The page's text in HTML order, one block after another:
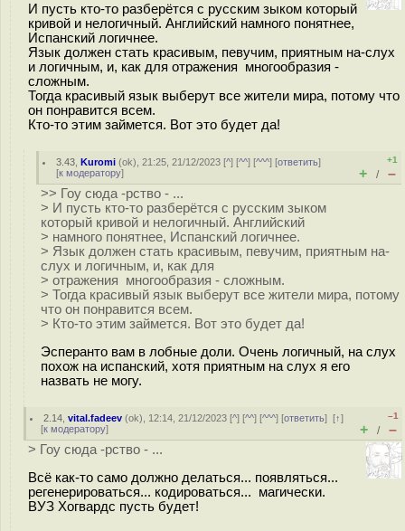
И пусть кто-то разберётся с русским зыком который
кривой и нелогичный. Английский намного понятнее,
Испанский логичнее.
Язык должен стать красивым, певучим, приятным на-слух
и логичным, и, как для отражения многообразия -
сложным.
Тогда красивый язык выберут все жители мира, потому что
он понравится всем.
Кто-то этим займется. Вот это будет да!
3.43 ,Kuromi (ok), 21:25, 21/12/2023 [^] [^^] [^^^] [ответить]
[к модератору]
+1
+ / –
>> Гоу сюда -рство - ...
> И пусть кто-то разберётся с русским зыком
который кривой и нелогичный. Английский
> намного понятнее, Испанский логичнее.
> Язык должен стать красивым, певучим, приятным на-
слух и логичным, и, как для
> отражения многообразия - сложным.
> Тогда красивый язык выберут все жители мира, потому
что он понравится всем.
> Кто-то этим займется. Вот это будет да!
Эсперанто вам в лобные доли. Очень логичный, на слух
похож на испанский, хотя приятным на слух я его
назвать не могу.
2.14 ,vital.fadeev (ok), 12:14, 21/12/2023 [^] [^^] [^^^] [ответить][↑]
[к модератору]
–1
+ / –
> Гоу сюда -рство - ...
Всё как-то само должно делаться... появляться...
регенерироваться... кодироваться... магически.
ВУЗ Хогвардс пусть будет!